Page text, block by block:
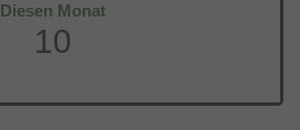
Diesen Monat
10